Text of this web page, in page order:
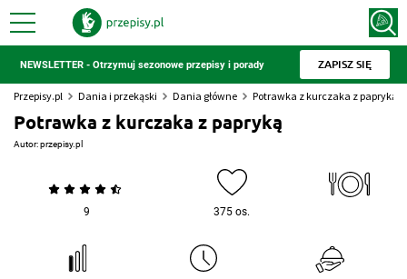
NEWSLETTER - Otrzymuj sezonowe przepisy i porady ZAPISZ SIĘ
Przepisy.pl Dania i przekąski Dania główne Potrawka z kurczaka z papryką
Potrawka z kurczaka z papryką
Autor:przepisy.pl
9 375 os.